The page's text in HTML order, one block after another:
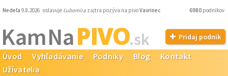
Nedeľa 9.8.2026 oslavuje Ľubomíra zajtra pozýva na pivoVavrinec 6980 podnikov
Kam NaPIVO.sk Pridaj podnik
Úvod Vyhľadávanie Podniky Blog
Kontakt
Užívatelia